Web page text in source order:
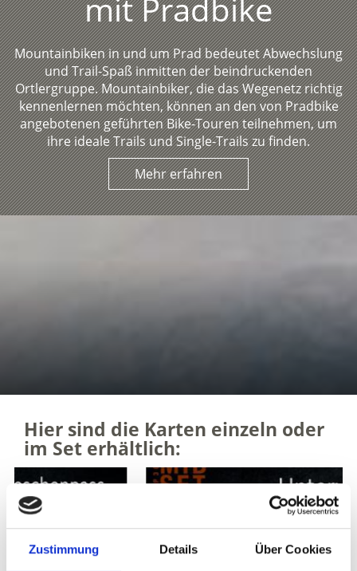
Zustimmung Details Über Cookies
mit Pradbike
Mountainbiken in und um Prad bedeutet Abwechslung
und Trail-Spaß inmitten der beindruckenden
Ortlergruppe. Mountainbiker, die das Wegenetz richtig
kennenlernen möchten, können an den von Pradbike
angebotenen geführten Bike-Touren teilnehmen, um
ihre ideale Trails und Single-Trails zu finden.
Mehr erfahren
Hier sind die Karten einzeln oder
im Set erhältlich: